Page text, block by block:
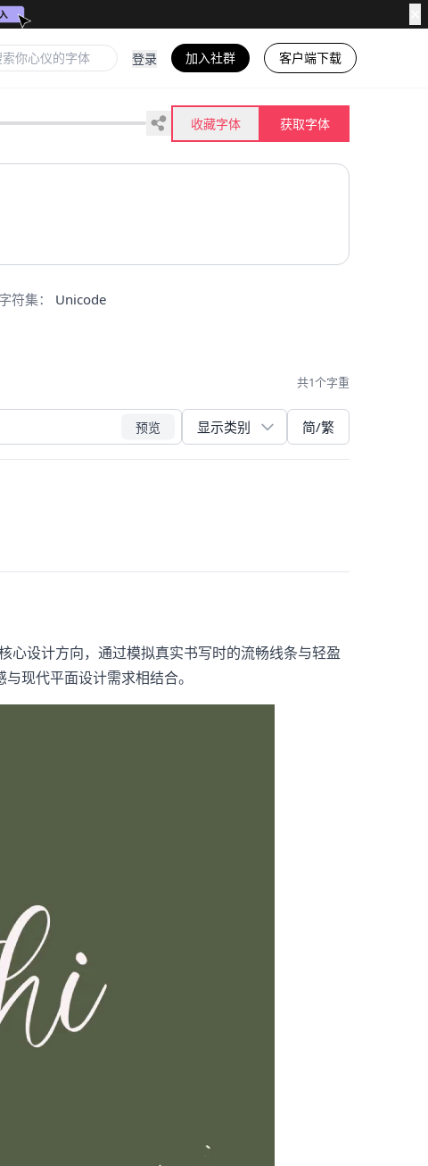
登录 加入社群 客户端下载
收藏字体 获取字体
字符集： Unicode
共1个字重
预览 简/繁
设计方向，通过模拟真实书写时的流畅线条与轻盈
现代平面设计需求相结合。